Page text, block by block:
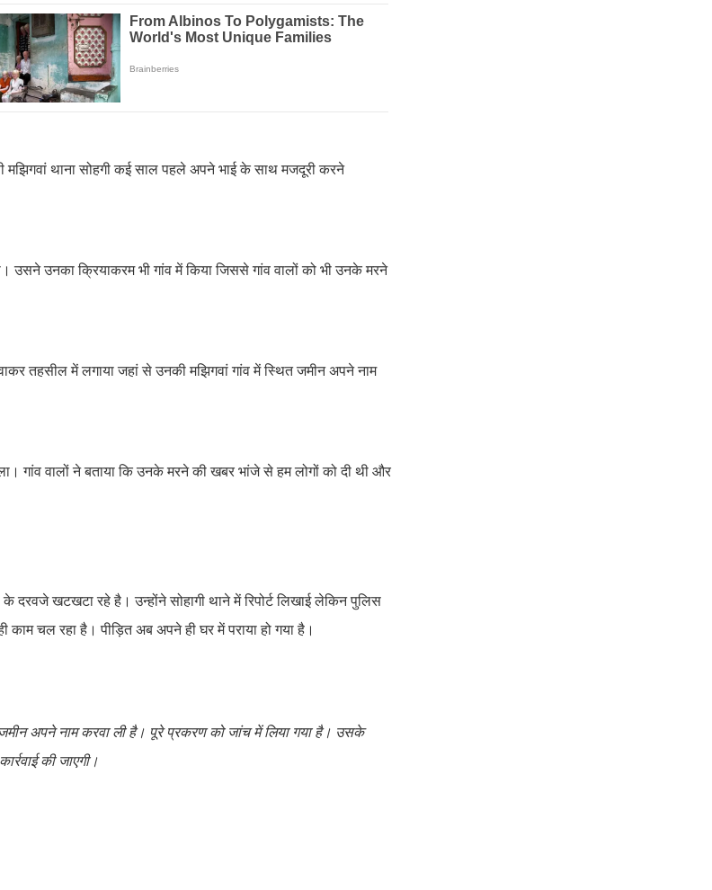
मझिगवां थाना सोहगी कई साल पहले अपने भाई के साथ मजदूरी करने
उनका क्रियाकरम भी गांव में किया जिससे गांव वालों को भी उनके मरने
तहसील में लगाया जहां से उनकी मझिगवां गांव में स्थित जमीन अपने नाम
गांव वालों ने बताया कि उनके मरने की खबर भांजे से हम लोगों को दी थी और
खटखटा रहे है। उन्होंने सोहागी थाने में रिपोर्ट लिखाई लेकिन पुलिस
चल रहा है। पीड़ित अब अपने ही घर में पराया हो गया है।
अपने नाम करवा ली है। पूरे प्रकरण को जांच में लिया गया है। उसके
की जाएगी।